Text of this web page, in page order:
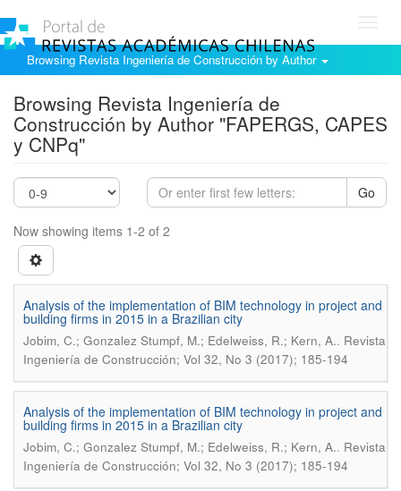
Browsing Revista Ingeniería de Construcción by Author
Browsing Revista Ingeniería de
Construcción by Author "FAPERGS, CAPES
y CNPq"
Go
Now showing items 1-2 of 2
Analysis of the implementation of BIM technology in project and
building firms in 2015 in a Brazilian city
Jobim, C.; Gonzalez Stumpf, M.; Edelweiss, R.; Kern, A.. Revista
Ingeniería de Construcción; Vol 32, No 3 (2017); 185-194
Analysis of the implementation of BIM technology in project and
building firms in 2015 in a Brazilian city
Jobim, C.; Gonzalez Stumpf, M.; Edelweiss, R.; Kern, A.. Revista
Ingeniería de Construcción; Vol 32, No 3 (2017); 185-194